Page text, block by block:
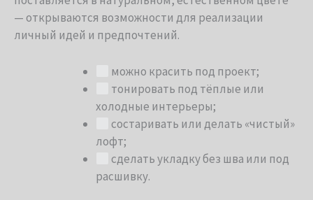
— открываются возможности для реализации
личный идей и предпочтений.
можно красить под проект;
тонировать под тёплые или
холодные интерьеры;
состаривать или делать «чистый»
лофт;
сделать укладку без шва или под
расшивку.